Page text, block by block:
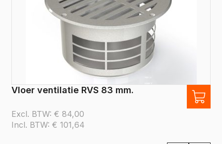
Vloer ventilatie RVS 83 mm.
Excl. BTW: € 84,00
Incl. BTW: € 101,64